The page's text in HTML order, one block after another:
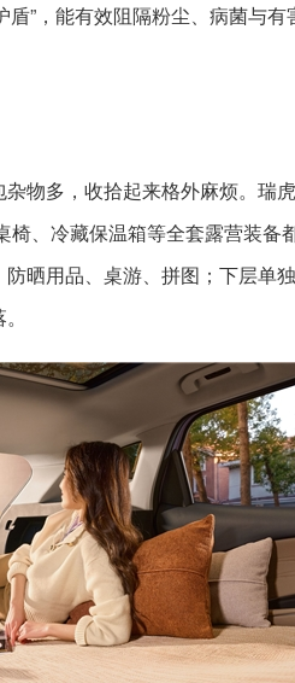
”，能有效阻隔粉尘、病菌与
物多，收拾起来格外麻烦。瑞
、冷藏保温箱等全套露营装备
晒用品、桌游、拼图；下层单